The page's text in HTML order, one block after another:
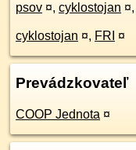
psov ¤, cyklostojan ¤,
cyklostojan ¤, FRI ¤
Prevádzkovateľ
COOP Jednota ¤